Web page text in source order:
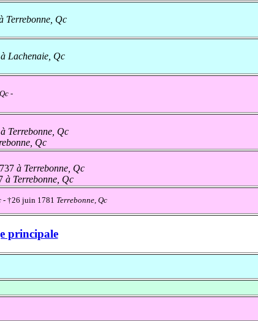
Terrebonne, Qc
à Lachenaie, Qc
-
à Terrebonne, Qc
Qc
à Terrebonne, Qc
à Terrebonne, Qc
- †26 juin 1781 Terrebonne, Qc
principale